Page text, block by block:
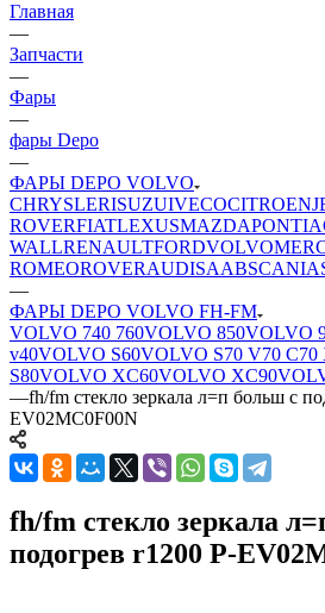
Главная
—
Запчасти
—
Фары
—
фары Depo
—
ФАРЫ DEPO VOLVO
CHRYSLERISUZUIVECOCITROEN
ROVERFIATLEXUSMAZDA
WALLRENAULTFORDVOLVO
ROMEOROVERAUDISAABSCANIA
—
ФАРЫ DEPO VOLVO FH-FM
VOLVO 740 760VOLVO 850VOLVO
v40VOLVO S60VOLVO S70 V70 C70
S80VOLVO XC60VOLVO XC90
—fh/fm стекло зеркала л=п больш с
EV02MC0F00N
fh/fm стекло зеркала
подогрев r1200 P-